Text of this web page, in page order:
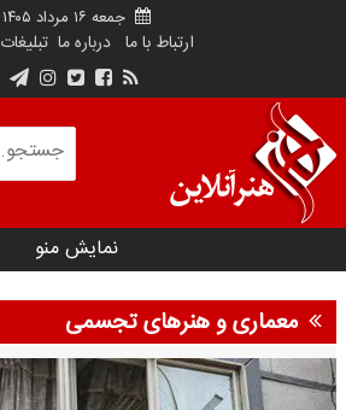
جمعه ۱۶ مرداد ۱۴۰۵
ارتباط با ما درباره ما تبلیغات
نمایش منو
معماری و هنرهای تجسمی